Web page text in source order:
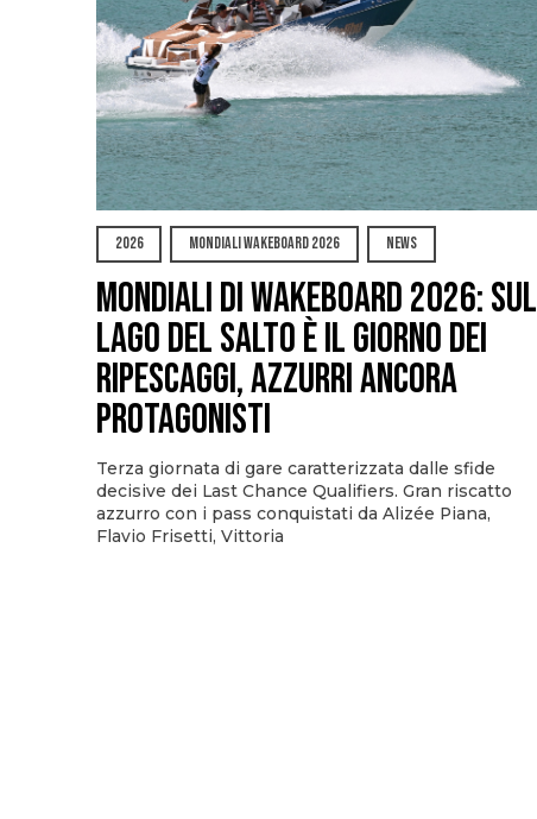
2026 MONDIALI WAKEBOARD 2026 NEWS
Mondiali di Wakeboard 2026: sul
Lago del Salto è il giorno dei
ripescaggi, azzurri ancora
protagonisti
Terza giornata di gare caratterizzata dalle sfide
decisive dei Last Chance Qualifiers. Gran riscatto
azzurro con i pass conquistati da Alizée Piana,
Flavio Frisetti, Vittoria